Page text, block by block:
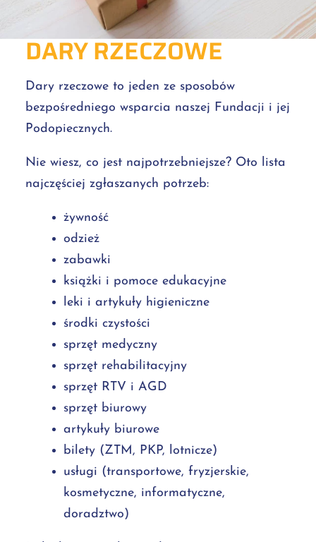
DARY RZECZOWE
Dary rzeczowe to jeden ze sposobów
bezpośredniego wsparcia naszej Fundacji i jej
Podopiecznych.
Nie wiesz, co jest najpotrzebniejsze? Oto lista
najczęściej zgłaszanych potrzeb:
żywność
odzież
zabawki
książki i pomoce edukacyjne
leki i artykuły higieniczne
środki czystości
sprzęt medyczny
sprzęt rehabilitacyjny
sprzęt RTV i AGD
sprzęt biurowy
artykuły biurowe
bilety (ZTM, PKP, lotnicze)
usługi (transportowe, fryzjerskie,
kosmetyczne, informatyczne,
doradztwo)